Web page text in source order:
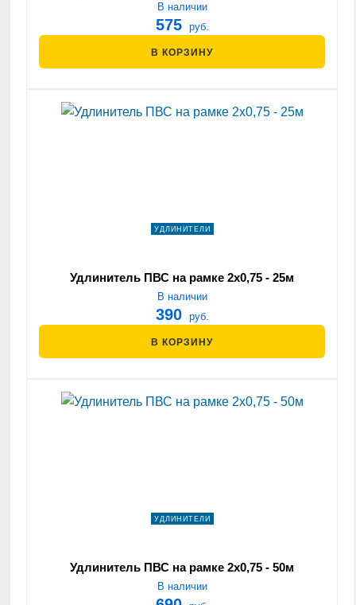
В наличии
575 руб.
В КОРЗИНУ
УДЛИНИТЕЛИ
Удлинитель ПВС на рамке 2х0,75 - 25м
В наличии
390 руб.
В КОРЗИНУ
УДЛИНИТЕЛИ
Удлинитель ПВС на рамке 2х0,75 - 50м
В наличии